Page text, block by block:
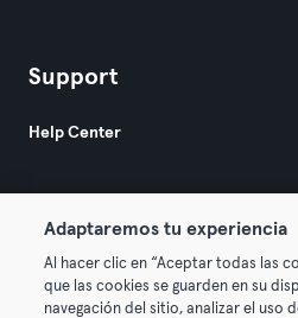
Support
Help Center
© 2026 Urban Sports Group
Adaptaremos tu experiencia
Al hacer clic en “Aceptar todas las
que las cookies se guarden en su
navegación del sitio, analizar el uso